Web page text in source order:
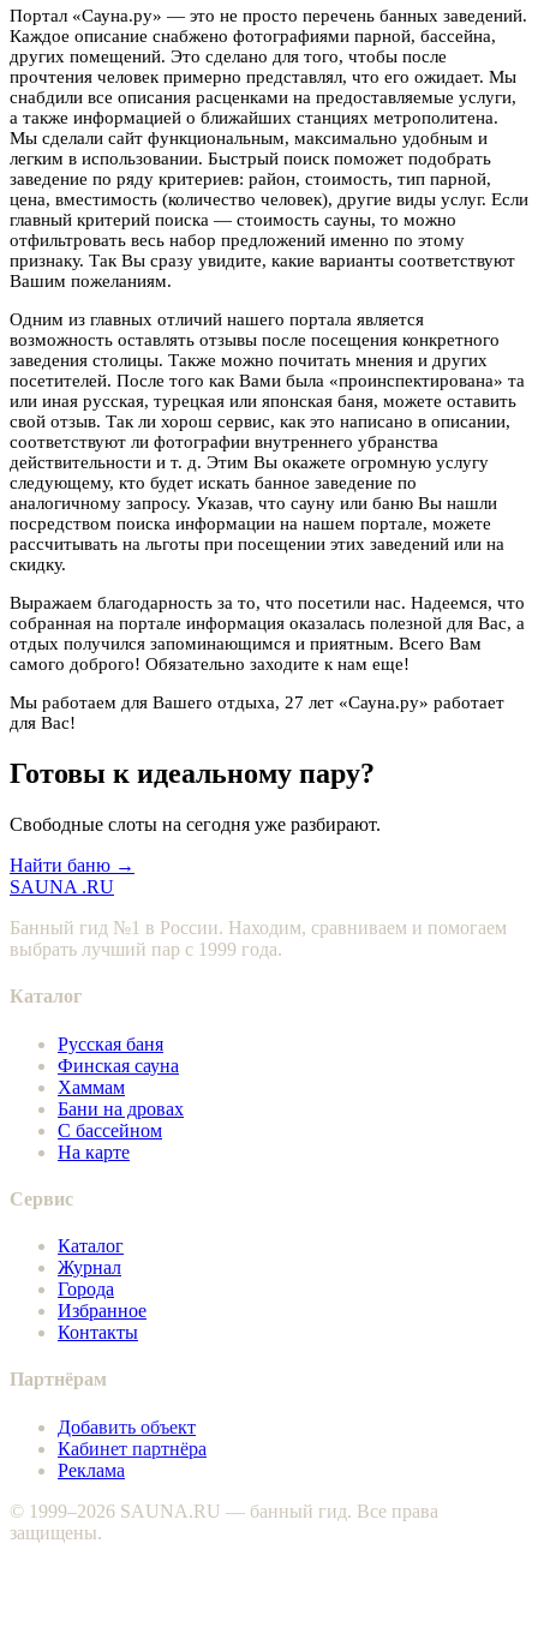
Портал «Сауна.ру» — это не просто перечень банных заведений.
Каждое описание снабжено фотографиями парной, бассейна,
других помещений. Это сделано для того, чтобы после
прочтения человек примерно представлял, что его ожидает. Мы
снабдили все описания расценками на предоставляемые услуги,
а также информацией о ближайших станциях метрополитена.
Мы сделали сайт функциональным, максимально удобным и
легким в использовании. Быстрый поиск поможет подобрать
заведение по ряду критериев: район, стоимость, тип парной,
цена, вместимость (количество человек), другие виды услуг. Если
главный критерий поиска — стоимость сауны, то можно
отфильтровать весь набор предложений именно по этому
признаку. Так Вы сразу увидите, какие варианты соответствуют
Вашим пожеланиям.
Одним из главных отличий нашего портала является
возможность оставлять отзывы после посещения конкретного
заведения столицы. Также можно почитать мнения и других
посетителей. После того как Вами была «проинспектирована» та
или иная русская, турецкая или японская баня, можете оставить
свой отзыв. Так ли хорош сервис, как это написано в описании,
соответствуют ли фотографии внутреннего убранства
действительности и т. д. Этим Вы окажете огромную услугу
следующему, кто будет искать банное заведение по
аналогичному запросу. Указав, что сауну или баню Вы нашли
посредством поиска информации на нашем портале, можете
рассчитывать на льготы при посещении этих заведений или на
скидку.
Выражаем благодарность за то, что посетили нас. Надеемся, что
собранная на портале информация оказалась полезной для Вас, а
отдых получился запоминающимся и приятным. Всего Вам
самого доброго! Обязательно заходите к нам еще!
Мы работаем для Вашего отдыха, 27 лет «Сауна.ру» работает
для Вас!
Готовы к идеальному пару?
Свободные слоты на сегодня уже разбирают.
Найти баню →
SAUNA .RU
Банный гид №1 в России. Находим, сравниваем и помогаем
выбрать лучший пар с 1999 года.
Каталог
Русская баня
Финская сауна
Хаммам
Бани на дровах
С бассейном
На карте
Сервис
Каталог
Журнал
Города
Избранное
Контакты
Партнёрам
Добавить объект
Кабинет партнёра
Реклама
© 1999–2026 SAUNA.RU — банный гид. Все права
защищены.